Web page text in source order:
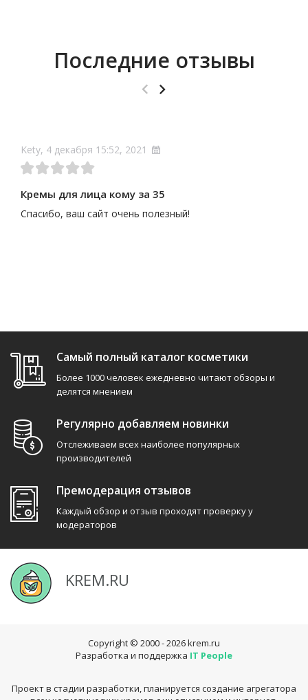
Последние отзывы
Kety, 4 декабря 15:52, 2021
Кремы для лица кому за 35
Спасибо, ваш сайт очень полезный!
Самый полный каталог косметики
Более 1000 человек ежедневно читают обзоры и
делятся мнением
Регулярно добавляем новинки
Отслеживаем всех наиболее популярных
производителей
Премодерация отзывов
Каждый обзор и отзыв проходят проверку у
модераторов
KREM.RU
Copyright © 2000 - 2026krem.ru
Разработка и поддержка IT People
Проект в стадии разработки, планируется создание агрегатора